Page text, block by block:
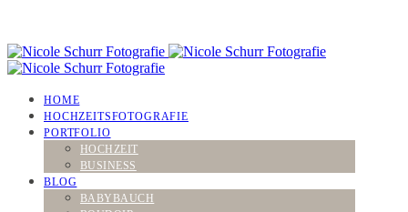
HOME
HOCHZEITSFOTOGRAFIE
PORTFOLIO
HOCHZEIT
BUSINESS
BLOG
BABYBAUCH